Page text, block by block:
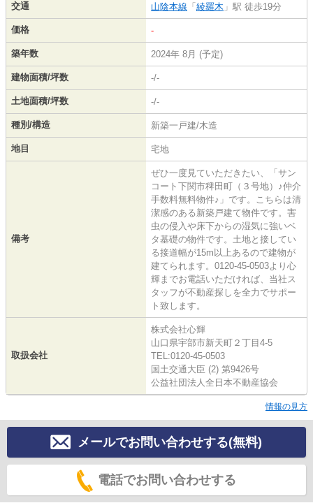
交通 山陰本線 「 綾羅木 」駅 徒歩19分
価格 -
築年数 2024年 8月 (予定)
建物面積/坪数 -/-
土地面積/坪数 -/-
種別/構造 新築一戸建/木造
地目 宅地
備考
ぜひ一度見ていただきたい、「サン
コート下関市稗田町（３号地）♪仲介
手数料無料物件♪」です。こちらは清
潔感のある新築戸建て物件です。害
虫の侵入や床下からの湿気に強いベ
タ基礎の物件です。土地と接してい
る接道幅が15m以上あるので建物が
建てられます。0120-45-0503より心
輝までお電話いただければ、当社ス
タッフが不動産探しを全力でサポー
ト致します。
取扱会社
株式会社心輝
山口県宇部市新天町２丁目4-5
TEL:0120-45-0503
国土交通大臣 (2) 第9426号
公益社団法人全日本不動産協会
情報の見方
メールでお問い合わせする(無料)
電話でお問い合わせする